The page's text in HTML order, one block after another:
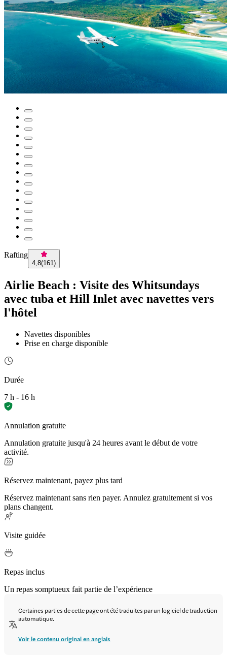
Rafting
4,8(161)
Airlie Beach : Visite des Whitsundays
avec tuba et Hill Inlet avec navettes vers
l'hôtel
Navettes disponibles
Prise en charge disponible
Durée
7 h - 16 h
Annulation gratuite
Annulation gratuite jusqu'à 24 heures avant le début de votre
activité.
Réservez maintenant, payez plus tard
Réservez maintenant sans rien payer. Annulez gratuitement si vos
plans changent.
Visite guidée
Repas inclus
Un repas somptueux fait partie de l’expérience
Certaines parties de cette page ont été traduites par un logiciel de traduction
automatique.
Voir le contenu original en anglais